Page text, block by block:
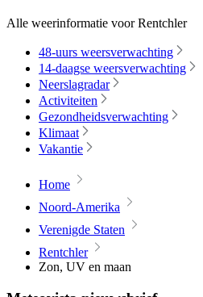
Alle weerinformatie voor Rentchler
48-uurs weersverwachting
14-daagse weersverwachting
Neerslagradar
Activiteiten
Gezondheidsverwachting
Klimaat
Vakantie
Home
Noord-Amerika
Verenigde Staten
Rentchler
Zon, UV en maan